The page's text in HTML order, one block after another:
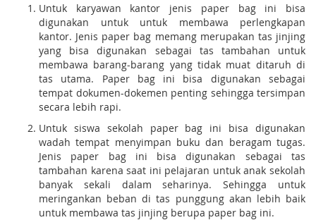
Untuk karyawan kantor jenis paper bag ini bisa
digunakan untuk untuk membawa perlengkapan
kantor. Jenis paper bag memang merupakan tas jinjing
yang bisa digunakan sebagai tas tambahan untuk
membawa barang-barang yang tidak muat ditaruh di
tas utama. Paper bag ini bisa digunakan sebagai
tempat dokumen-dokemen penting sehingga tersimpan
secara lebih rapi.
Untuk siswa sekolah paper bag ini bisa digunakan
wadah tempat menyimpan buku dan beragam tugas.
Jenis paper bag ini bisa digunakan sebagai tas
tambahan karena saat ini pelajaran untuk anak sekolah
banyak sekali dalam seharinya. Sehingga untuk
meringankan beban di tas punggung akan lebih baik
untuk membawa tas jinjing berupa paper bag ini.